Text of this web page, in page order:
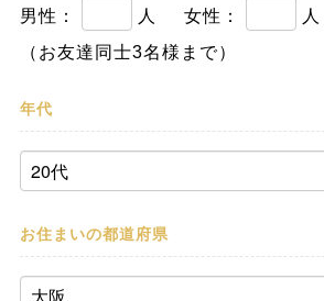
男性： 人 女性：
人
（お友達同士3名様まで）
年代
お住まいの都道府県